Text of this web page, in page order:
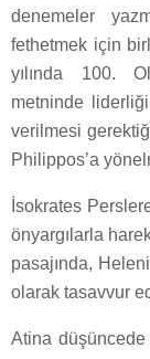
denemeler
fethetmek için
yılında 100.
metninde
verilmesi
Philippos’a
İsokrates
önyargılarla
pasajında,
olarak tasavvur
Atina düşüncede